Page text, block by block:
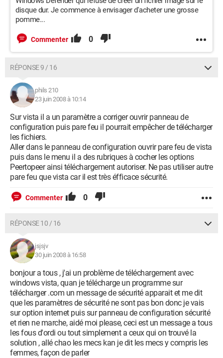
disque dur. Je commence à envisager d'acheter une grosse
pomme...
Commenter 0
RÉPONSE 9 / 16
phils 210
23 juin 2008 à 10:14
Sur vista il a un paramètre a corriger ouvrir panneau de
configuration puis pare feu il pourrait empêcher de télécharger
les fichiers.
Aller dans le panneau de configuration ouvrir pare feu de vista
puis dans le menu il a des rubriques à cocher les options
Peertopeer ainsi téléchargement autoriser. Ne pas utiliser autre
pare feu que vista car il est très éfficace sécurité.
Commenter 0
RÉPONSE 10 / 16
jsjsjv
30 juin 2008 à 16:58
bonjour a tous , j'ai un problème de téléchargement avec
windows vista, quan je télécharge un programme sur
télécharger .com un message de sécurité apparait et me dit
que les paramètres de sécurité ne sont pas bon donc je vais
sur option internet puis sur panneau de configuration sécurité
et rien ne marche, aidé moi please, ceci est un message a tous
les fous d'ordi ou tout simplement a ceux qui on trouvé la
solution , allé chao les mecs kan je dit les mecs y compris les
femmes, façon de parler